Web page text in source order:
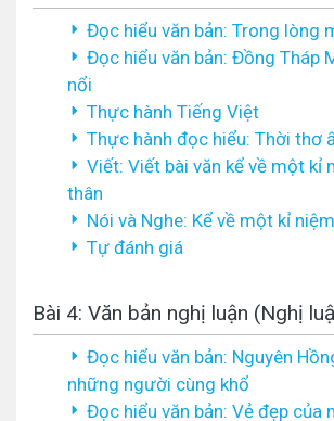
Đọc hiểu văn bản: Trong lòng
Đọc hiểu văn bản: Đồng Tháp
nổi
Thực hành Tiếng Việt
Thực hành đọc hiểu: Thời thơ
Viết: Viết bài văn kể về một kỉ
thân
Nói và Nghe: Kể về một kỉ
Tự đánh giá
Bài 4: Văn bản nghị luận (Nghị
Đọc hiểu văn bản: Nguyên
những người cùng khổ
Đọc hiểu văn bản: Vẻ đẹp của